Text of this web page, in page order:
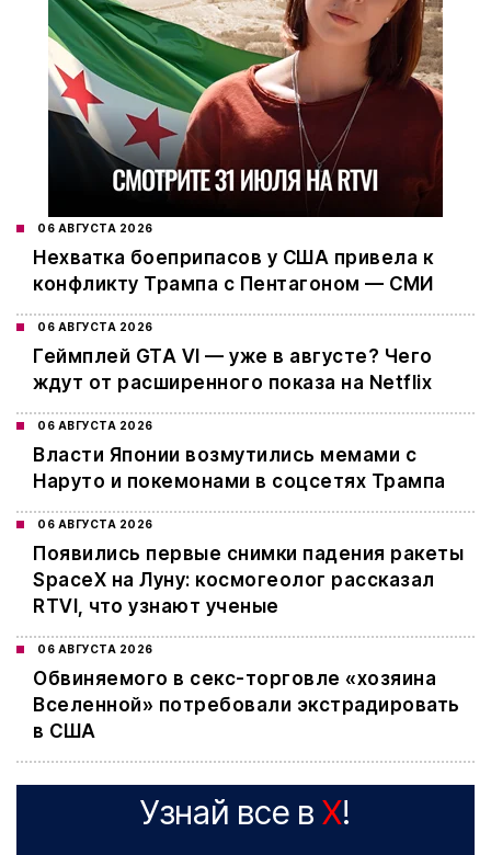
06 АВГУСТА 2026
Нехватка боеприпасов у США привела к
конфликту Трампа с Пентагоном — СМИ
06 АВГУСТА 2026
Геймплей GTA VI — уже в августе? Чего
ждут от расширенного показа на Netflix
06 АВГУСТА 2026
Власти Японии возмутились мемами с
Наруто и покемонами в соцсетях Трампа
06 АВГУСТА 2026
Появились первые снимки падения ракеты
SpaceX на Луну: космогеолог рассказал
RTVI, что узнают ученые
06 АВГУСТА 2026
Обвиняемого в секс-торговле «хозяина
Вселенной» потребовали экстрадировать
в США
Узнай все в X!